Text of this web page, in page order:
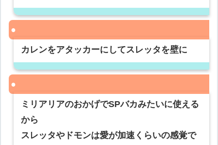
カレンをアタッカーにしてスレッタを壁に
ミリアリアのおかげでSPバカみたいに使える
から
スレッタやドモンは愛が加速くらいの感覚で